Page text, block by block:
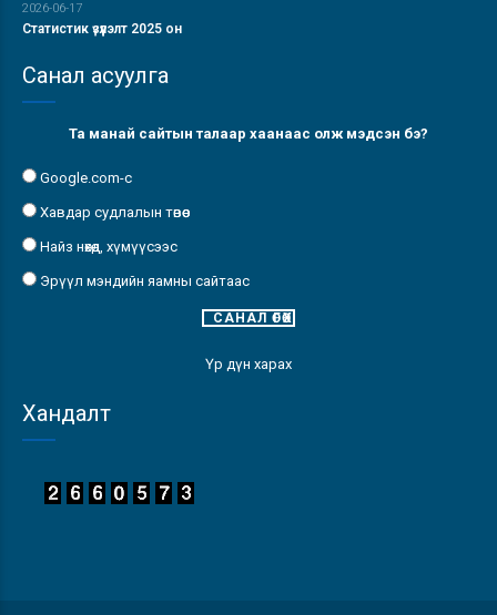
2026-06-17
Статистик үзүүлэлт 2025 он
Санал асуулга
Та манай сайтын талаар хаанаас олж мэдсэн бэ?
Google.com-с
Хавдар судлалын төвөөс
Найз нөхөд, хүмүүсээс
Эрүүл мэндийн яамны сайтаас
Үр дүн харах
Хандалт